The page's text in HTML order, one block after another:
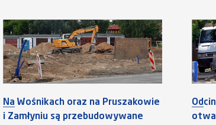
Na Wośnikach oraz na Pruszakowie
i Zamłyniu są przebudowywane